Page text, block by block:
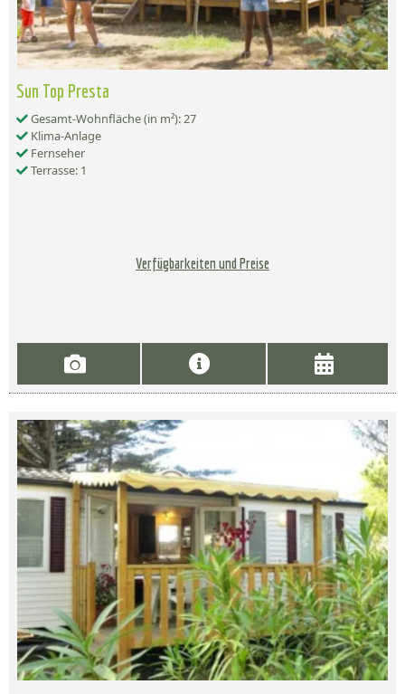
Sun Top Presta
Gesamt-Wohnfläche (in m²): 27
Klima-Anlage
Fernseher
Terrasse: 1
Verfügbarkeiten und Preise